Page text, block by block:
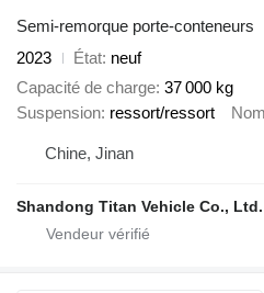
Semi-remorque porte-conteneurs
2023
État neuf
Capacité de charge 37 000 kg
Suspension ressort/ressort
Chine, Jinan
Shandong Titan Vehicle Co., Ltd.